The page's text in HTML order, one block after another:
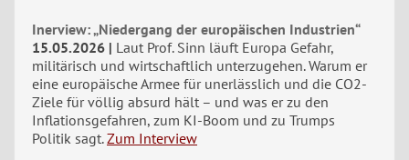
Inerview: „Niedergang der europäischen Industrien“
15.05.2026
Laut Prof. Sinn läuft Europa Gefahr,
militärisch und wirtschaftlich unterzugehen. Warum er
eine europäische Armee für unerlässlich und die CO2-
Ziele für völlig absurd hält – und was er zu den
Inflationsgefahren, zum KI-Boom und zu Trumps
Politik sagt. Zum Interview